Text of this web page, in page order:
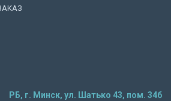
РБ, г. Минск, ул. Шатько 43, пом. 34б